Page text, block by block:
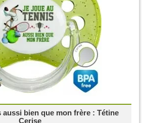
aussi bien que mon frère : Tétine
Cerise